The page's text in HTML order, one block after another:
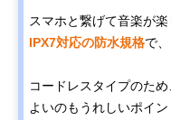
スマホと繋げて音楽が
IPX7対応の防水規格で
コードレスタイプのた
よいのもうれしいポイ